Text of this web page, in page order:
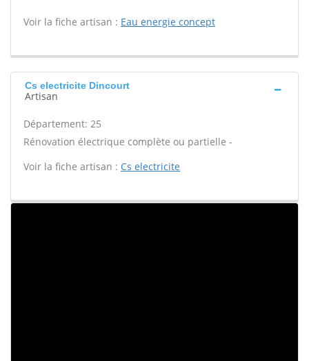
Voir la fiche artisan : Eau energie concept
Cs electricite Dincourt
Artisan
Département: 25
Rénovation électrique complète ou partielle -
Voir la fiche artisan : Cs electricite